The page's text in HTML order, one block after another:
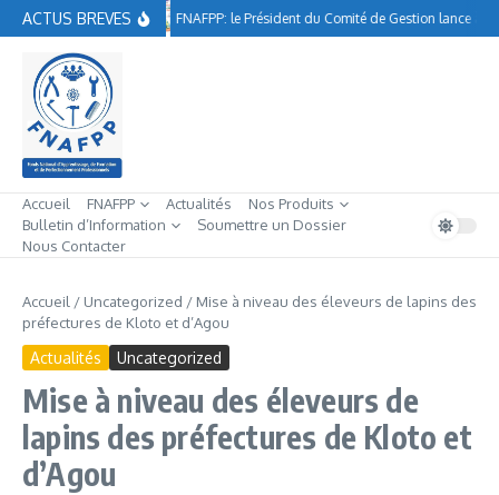
Aller au contenu
ACTUS BREVES FNAFPP: le Président du Comité de Gestion lance à
Accueil FNAFPP Actualités
Nos Produits
Bulletin d’Information
Soumettre un Dossier
Nous Contacter
Accueil / Uncategorized / Mise à niveau des éleveurs de lapins des
préfectures de Kloto et d’Agou
Actualités Uncategorized
Mise à niveau des éleveurs de
lapins des préfectures de Kloto et
d’Agou